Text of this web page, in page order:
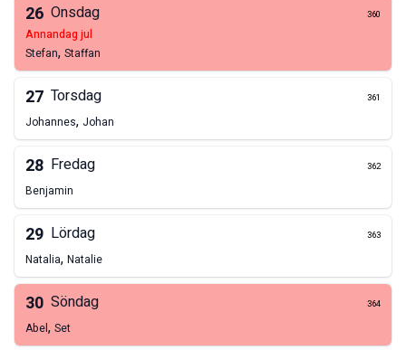
26 Onsdag 360
annandag jul
Stefan, Staffan
27 Torsdag 361
Johannes, Johan
28 Fredag 362
Benjamin
29 Lördag 363
Natalia, Natalie
30 Söndag 364
Abel, Set